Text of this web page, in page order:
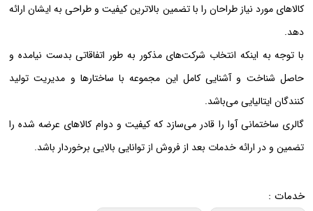
کالاهای مورد نیاز طراحان را با تضمین بالاترین کیفیت و طراحی به ایشان ارائه
دهد.
با توجه به اینکه انتخاب شرکت‌های مذکور به طور اتفاقاتی بدست نیامده و
حاصل شناخت و آشنایی کامل این مجموعه با ساختارها و مدیریت تولید
کنندگان ایتالیایی می‌باشد.
گالری ساختمانی آوا را قادر می‌سازد که کیفیت و دوام کالاهای عرضه شده را
تضمین و در ارائه خدمات بعد از فروش از توانایی بالایی برخوردار باشد.
خدمات :